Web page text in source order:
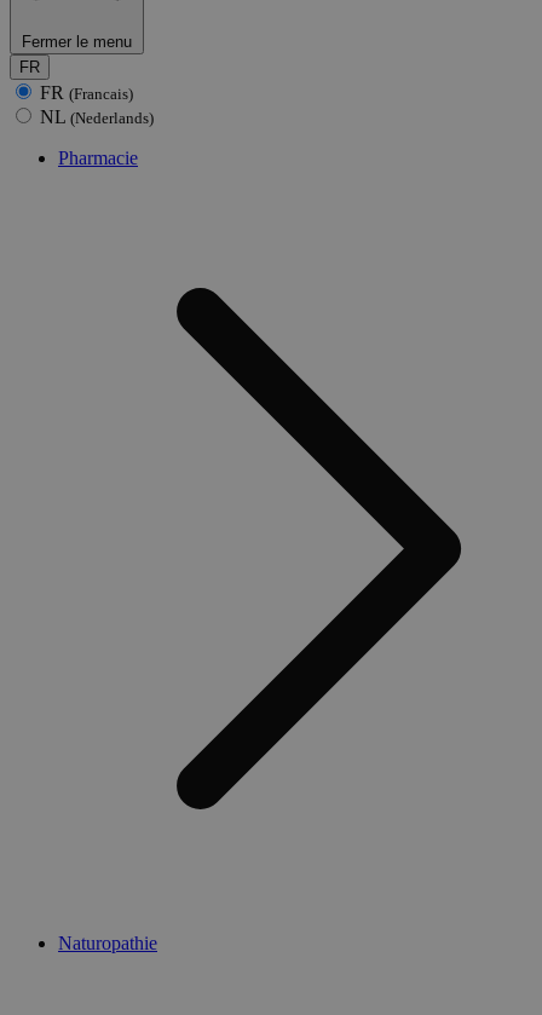
Fermer le menu
FR
FR (Francais)
NL (Nederlands)
Pharmacie
Naturopathie